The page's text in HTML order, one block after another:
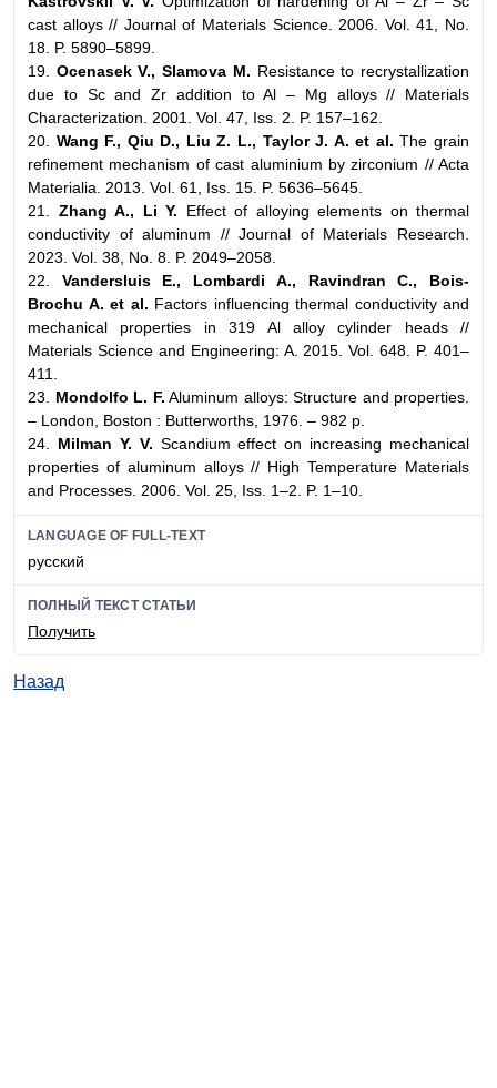
cast alloys // Journal of Materials Science. 2006. Vol. 41, No.
18. P. 5890–5899.
19. Ocenasek V., Slamova M. Resistance to recrystallization
due to Sc and Zr addition to Al – Mg alloys // Materials
Characterization. 2001. Vol. 47, Iss. 2. P. 157–162.
20. Wang F., Qiu D., Liu Z. L., Taylor J. A. et al. The grain
refinement mechanism of cast aluminium by zirconium // Acta
Materialia. 2013. Vol. 61, Iss. 15. P. 5636–5645.
21. Zhang A., Li Y. Effect of alloying elements on thermal
conductivity of aluminum // Journal of Materials Research.
2023. Vol. 38, No. 8. P. 2049–2058.
22. Vandersluis E., Lombardi A., Ravindran C., Bois-
Brochu A. et al. Factors influencing thermal conductivity and
mechanical properties in 319 Al alloy cylinder heads //
Materials Science and Engineering: A. 2015. Vol. 648. P. 401–
411.
23. Mondolfo L. F. Aluminum alloys: Structure and properties.
– London, Boston : Butterworths, 1976. – 982 p.
24. Milman Y. V. Scandium effect on increasing mechanical
properties of aluminum alloys // High Temperature Materials
and Processes. 2006. Vol. 25, Iss. 1–2. P. 1–10.
LANGUAGE OF FULL-TEXT
русский
ПОЛНЫЙ ТЕКСТ СТАТЬИ
Получить
Назад